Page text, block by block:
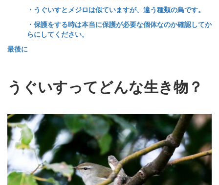
・うぐいすとメジロは似ていますが、違う種類の鳥です。
・保護をする時は本当に保護が必要な個体なのか確認してか
らにしてください。
最後に
うぐいすってどんな生き物？